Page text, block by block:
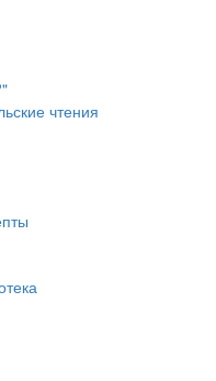
чтения